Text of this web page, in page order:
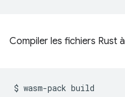
Compiler les fichiers Rust
$ wasm-pack